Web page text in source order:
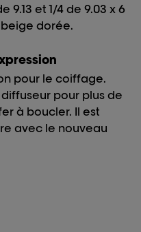
9.13 et 1/4 de 9.03 x 6
dorée.
pour le coiffage.
pour plus de
à boucler. Il est
avec le nouveau